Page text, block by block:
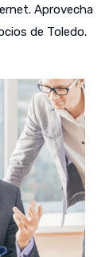
Aprovecha
de Toledo.